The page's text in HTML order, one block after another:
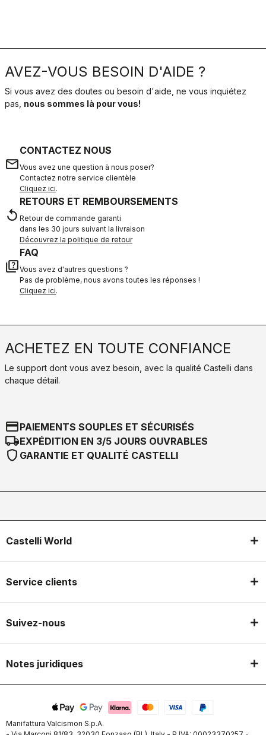
AVEZ-VOUS BESOIN D'AIDE ?
Si vous avez des doutes ou besoin d'aide, ne vous inquiétez
pas, nous sommes là pour vous!
email
CONTACTEZ NOUS
Vous avez une question à nous poser?
Contactez notre service clientèle
Cliquez ici.
replay
RETOURS ET REMBOURSEMENTS
Retour de commande garanti
dans les 30 jours suivant la livraison
Découvrez la politique de retour
quiz
FAQ
Vous avez d'autres questions ?
Pas de problème, nous avons toutes les réponses !
Cliquez ici.
ACHETEZ EN TOUTE CONFIANCE
Le support dont vous avez besoin, avec la qualité Castelli dans
chaque détail.
credit_cardPAIEMENTS SOUPLES ET SÉCURISÉS
local_shippingEXPÉDITION EN 3/5 JOURS OUVRABLES
shield GARANTIE ET QUALITÉ CASTELLI
Castelli World
Service clients
Suivez-nous
Notes juridiques
Manifattura Valcismon S.p.A.